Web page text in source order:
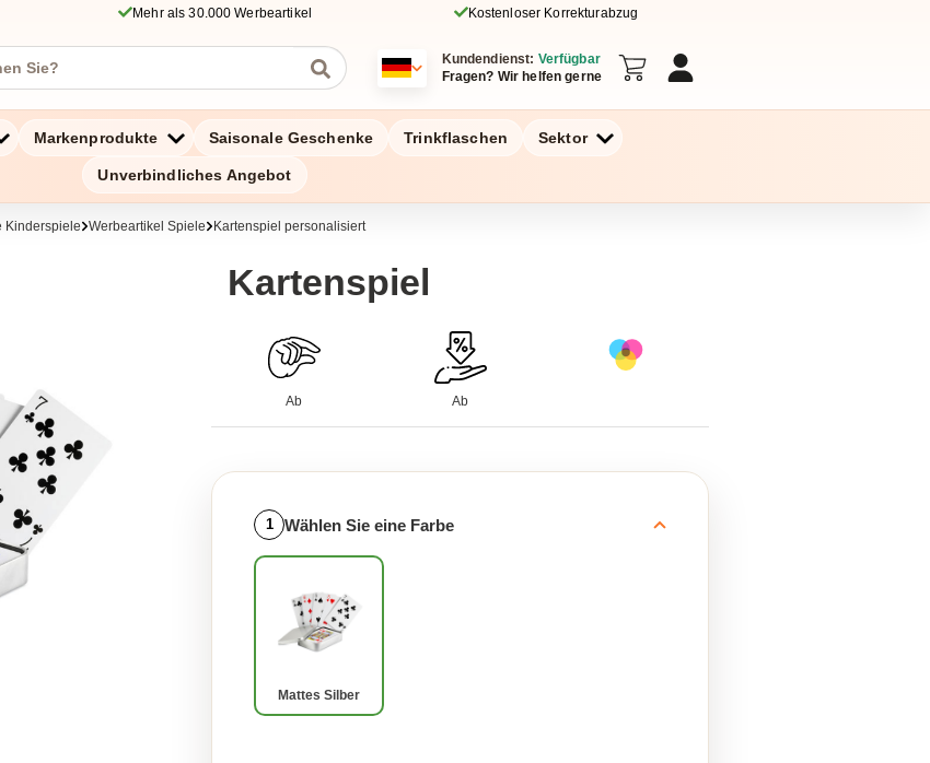
Mehr als 30.000 Werbeartikel Kostenloser Korrekturabzug
Kundendienst: Verfügbar
Fragen? Wir helfen gerne
Markenprodukte Saisonale Geschenke Trinkflaschen Sektor
Unverbindliches Angebot
Kinderspiele Werbeartikel Spiele Kartenspiel personalisiert
Kartenspiel
Ab Ab
1 Wählen Sie eine Farbe
Mattes Silber